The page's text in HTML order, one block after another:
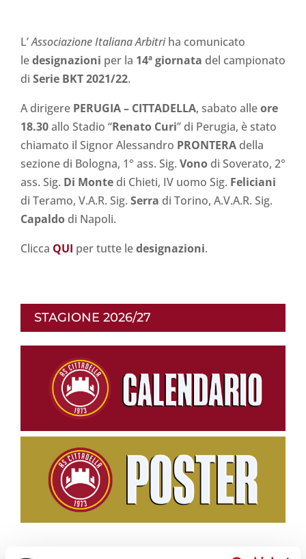
L’Associazione Italiana Arbitriha comunicato
ledesignazioni per la 14ª giornata del campionato
di Serie BKT 2021/22.
A dirigere PERUGIA– CITTADELLA, sabato alleore
18.30allo Stadio “Renato Curi” di Perugia, è stato
chiamato il Signor Alessandro PRONTERA della
sezione di Bologna, 1° ass. Sig. Vono di Soverato, 2°
ass. Sig. Di Monte di Chieti, IV uomo Sig. Feliciani
di Teramo, V.A.R. Sig. Serra di Torino, A.V.A.R. Sig.
Capaldo di Napoli.
Clicca QUI per tutte ledesignazioni.
STAGIONE 2026/27